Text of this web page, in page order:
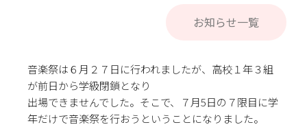
お知らせ一覧
音楽祭は６月２７日に行われましたが、高校１年３組
が前日から学級閉鎖となり
出場できませんでした。そこで、７月5日の７限目に学
年だけで音楽祭を行おうということになりました。